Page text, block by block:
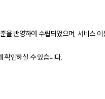
을 반영하여 수립되었으며, 서비스 이
확인하실 수 있습니다.